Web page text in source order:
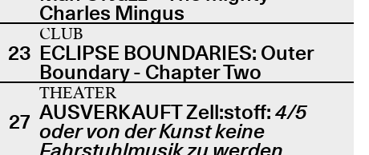
Charles Mingus
23
CLUB
ECLIPSE BOUNDARIES: Outer
Boundary - Chapter Two
27
THEATER
AUSVERKAUFT Zell:stoff: 4/5
oder von der Kunst keine
Fahrstuhlmusik zu werden